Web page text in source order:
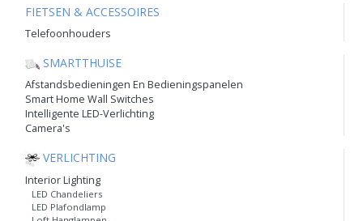
FIETSEN & ACCESSOIRES
Telefoonhouders
SMARTTHUISE
Afstandsbedieningen En Bedieningspanelen
Smart Home Wall Switches
Intelligente LED-Verlichting
Camera's
VERLICHTING
Interior Lighting
LED Chandeliers
LED Plafondlamp